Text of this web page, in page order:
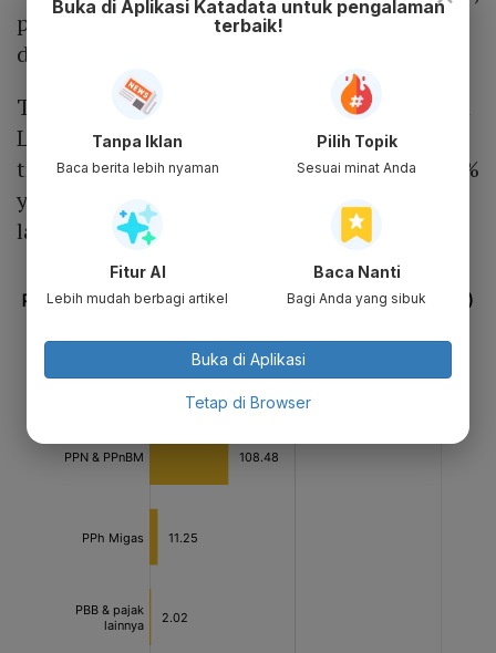
pekerjaan, dan informasi dari kompensasi
data wilayah izin usaha pertambangan.
Terakhir, penerimaan pemerintah dari Badan
Layanan Umum (BLU) mencapai Rp 13,1
triliun. Penerimaan tersebut meningkat 51,1%
yoy karena torehan pendapatan dari jasa
layanan rumah sakit dan pendidikan.
Buka di Aplikasi Katadata untuk pengalaman
terbaik!
Tanpa Iklan
Baca berita lebih nyaman
Pilih Topik
Sesuai minat Anda
Fitur AI
Lebih mudah berbagi artikel
Baca Nanti
Bagi Anda yang sibuk
Buka di Aplikasi
Tetap di Browser